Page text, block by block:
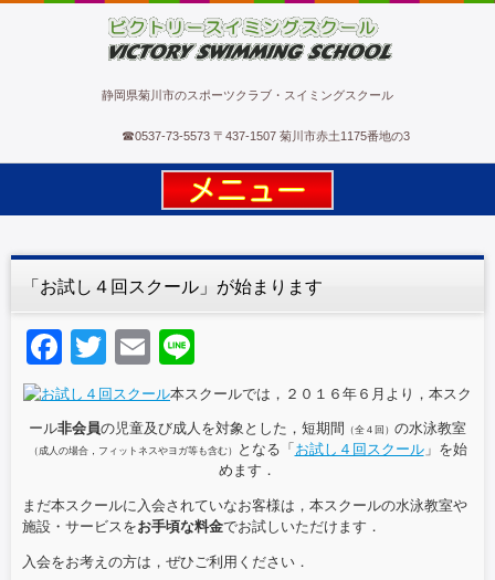
ビクトリースイミングスクール
静岡県菊川市のスポーツクラブ・スイミングスクール
☎0537-73-5573 〒437-1507 菊川市赤土1175番地の3
「お試し４回スクール」が始まります
F
a
c
e
o
o
T
wi
tt
er
E
m
ail
n
e
本スクールでは，２０１６年６月より，本スク
ール非会員の児童及び成人を対象とした，短期間 （全４回） の水泳教室
（成人の場合，フィットネスやヨガ等も含む） となる「 お試し４回スクール」を始
めます．
まだ本スクールに入会されていなお客様は，本スクールの水泳教室や
施設・サービスをお手頃な料金でお試しいただけます．
入会をお考えの方は，ぜひご利用ください．